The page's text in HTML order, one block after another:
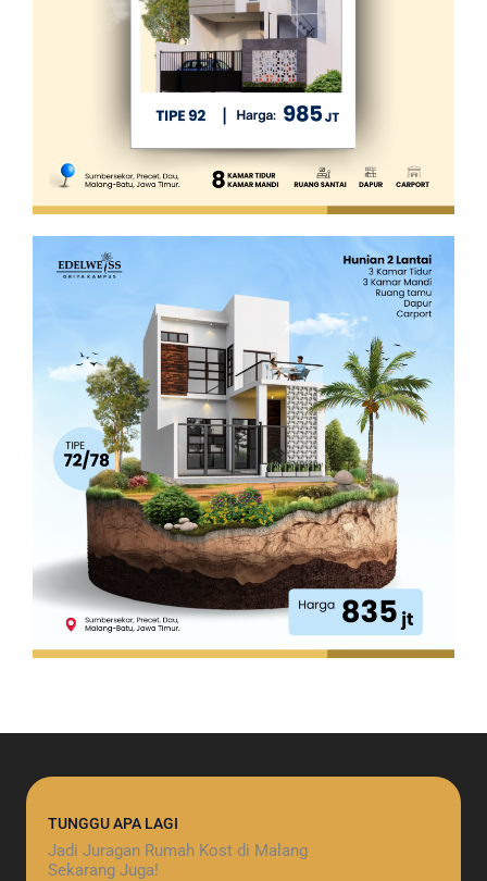
TUNGGU APA LAGI
Jadi Juragan Rumah Kost di Malang
Sekarang Juga!